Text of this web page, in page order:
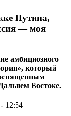
Путина,
— моя
амбициозного
который
Востоке.
12:54